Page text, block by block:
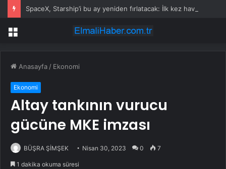
Menü
Anasayfa / Ekonomi
Ekonomi
Altay tankının vurucu
gücüne MKE imzası
BÜŞRA ŞİMŞEK Nisan 30, 2023 0 7
1 dakika okuma süresi